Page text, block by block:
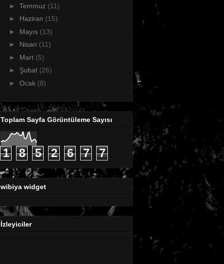
► Temmuz (11)
► Haziran (15)
► Mayıs (13)
► Nisan (11)
► Mart (5)
► Şubat (26)
► Ocak (8)
Toplam Sayfa Görüntüleme Sayısı
1 8 5 2 6 7 7
wibiya widget
İzleyiciler